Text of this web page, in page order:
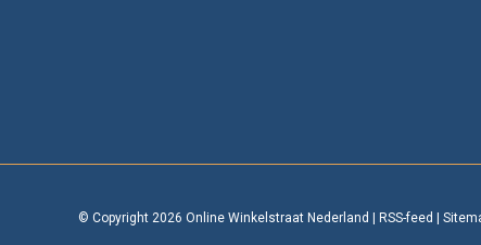
© Copyright 2026 Online Winkelstraat Nederland | RSS-feed |